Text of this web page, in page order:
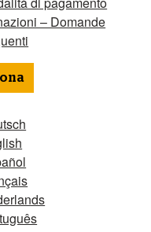
– Domande